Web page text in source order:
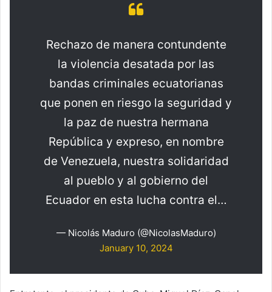
Rechazo de manera contundente
la violencia desatada por las
bandas criminales ecuatorianas
que ponen en riesgo la seguridad y
la paz de nuestra hermana
República y expreso, en nombre
de Venezuela, nuestra solidaridad
al pueblo y al gobierno del
Ecuador en esta lucha contra el…
— Nicolás Maduro (@NicolasMaduro)
January 10, 2024